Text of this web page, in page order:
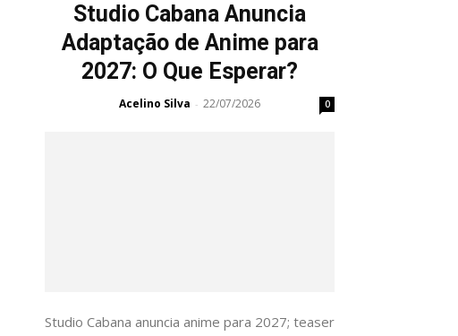
Studio Cabana Anuncia
Adaptação de Anime para
2027: O Que Esperar?
Acelino Silva - 22/07/2026 0
Studio Cabana anuncia anime para 2027; teaser